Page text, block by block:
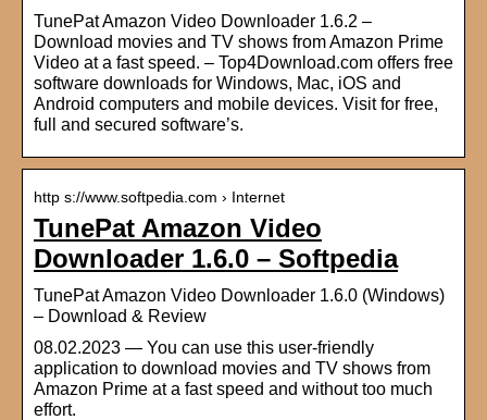
TunePat Amazon Video Downloader 1.6.2 –
Download movies and TV shows from Amazon Prime
Video at a fast speed. – Top4Download.com offers free
software downloads for Windows, Mac, iOS and
Android computers and mobile devices. Visit for free,
full and secured software’s.
http s://www.softpedia.com › Internet
TunePat Amazon Video
Downloader 1.6.0 – Softpedia
TunePat Amazon Video Downloader 1.6.0 (Windows)
– Download & Review
08.02.2023 — You can use this user-friendly
application to download movies and TV shows from
Amazon Prime at a fast speed and without too much
effort.